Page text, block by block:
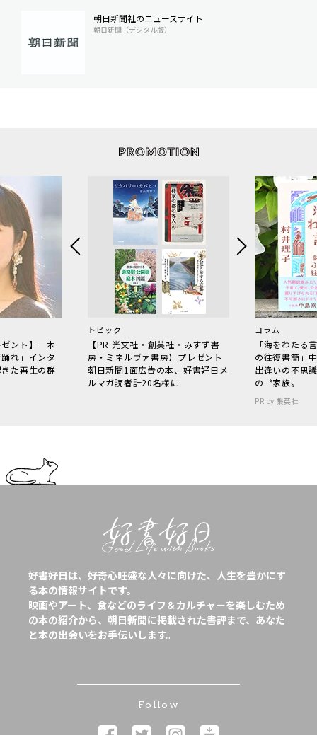
朝日新聞社のニュースサイト
朝日新聞（デジタル版）
ント】一木
れ」インタ
た再生の群
トピック
【PR 光文社・創英社・みすず書
房・ミネルヴァ書房】プレゼント
朝日新聞1面広告の本、好書好日メ
ルマガ読者計20名様に
コラム
「海をわた
の往復書簡」
出逢いの不思
の〝家族〟
PR by 集英社
好書好日は、好奇心旺盛な人々に向けた、人生を豊かにす
る本の情報サイトです。
映画やアート、食などのライフ＆カルチャーを楽しむため
の本の紹介から、朝日新聞に掲載された書評まで、あなた
と本の出会いをお手伝いします。
Follow